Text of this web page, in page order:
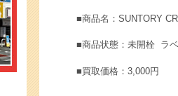
■商品名：SUNTORY
■商品状態：未開栓 ラ
■買取価格：3,000円